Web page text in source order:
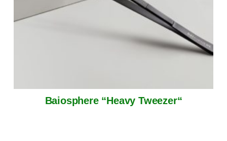
Baiosphere “Heavy Tweezer“